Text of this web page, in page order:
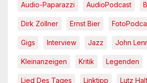
Audio-Paparazzi AudioPodcast
Dirk Zöllner Ernst Bier
Gigs Interview Jazz John
Kleinanzeigen Kritik Legenden
Lied Des Tages Linktipp Lutz